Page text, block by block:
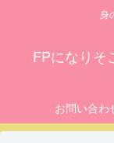
身
FPになりそ
お問い合わ